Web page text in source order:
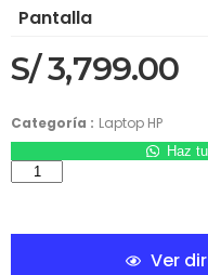
Pantalla
S/3,799.00
Categoría : Laptop HP
Haz
Ver